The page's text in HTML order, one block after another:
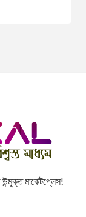
মার্কেটপ্লেস!